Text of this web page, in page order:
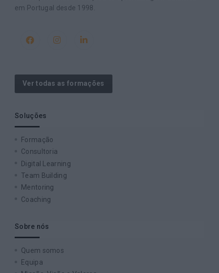
em Portugal desde 1998.
Ver todas as formações
Soluções
Formação
Consultoria
Digital Learning
Team Building
Mentoring
Coaching
Sobre nós
Quem somos
Equipa